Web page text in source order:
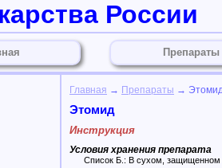
России
Препараты
Главная → Препараты →
Этомид
Инструкция
Условия хранения препарата
Список Б.: В сухом, защищенном